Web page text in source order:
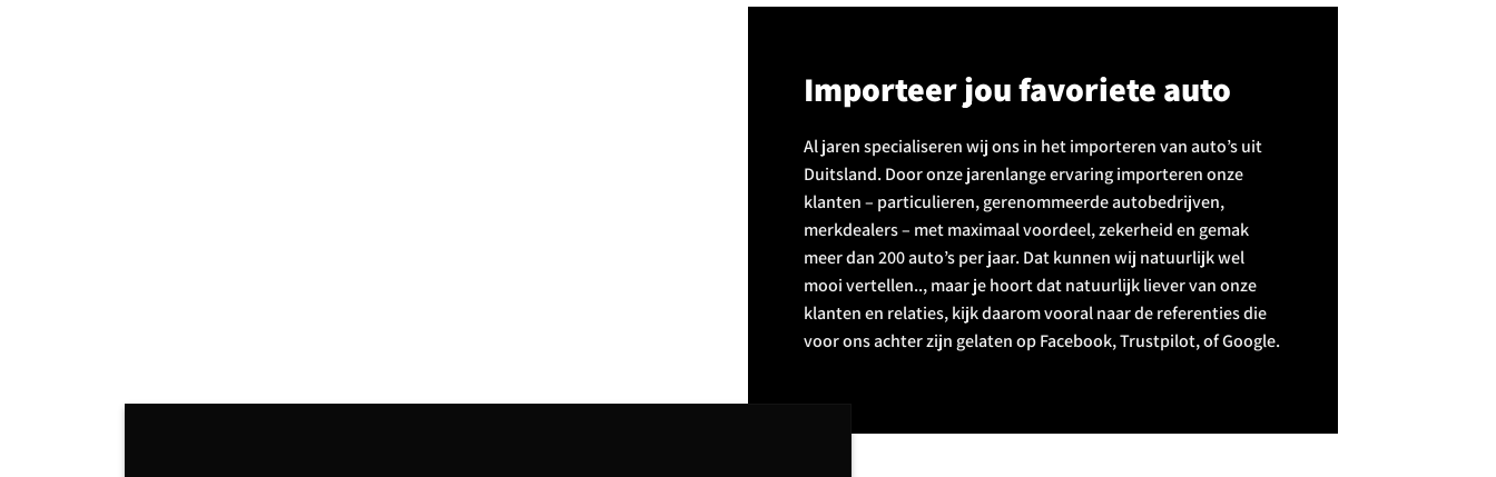
Importeer jou favoriete auto
Al jaren specialiseren wij ons in het importeren van auto’s uit
Duitsland. Door onze jarenlange ervaring importeren onze
klanten – particulieren, gerenommeerde autobedrijven,
merkdealers – met maximaal voordeel, zekerheid en gemak
meer dan 200 auto’s per jaar. Dat kunnen wij natuurlijk wel
mooi vertellen.., maar je hoort dat natuurlijk liever van onze
klanten en relaties, kijk daarom vooral naar de referenties die
voor ons achter zijn gelaten op Facebook, Trustpilot, of Google.